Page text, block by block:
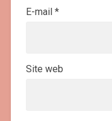
E-mail *
Site web